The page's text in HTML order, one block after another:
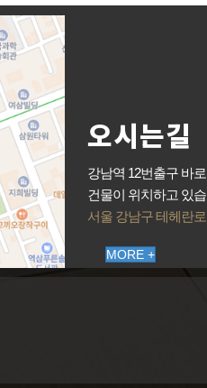
오시는길
강남역 12번출구 바
건물이 위치하고 있
서울 강남구 테헤란
MORE +